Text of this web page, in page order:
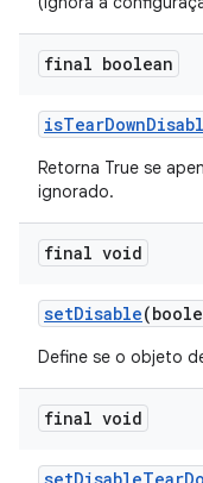
final boolean
isTearDown
Retorna True se
ignorado.
final void
setDisable
Define se o objeto
final void